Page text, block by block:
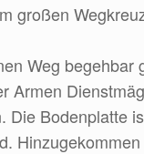
großen
Weg begehbar
Bodenplatte